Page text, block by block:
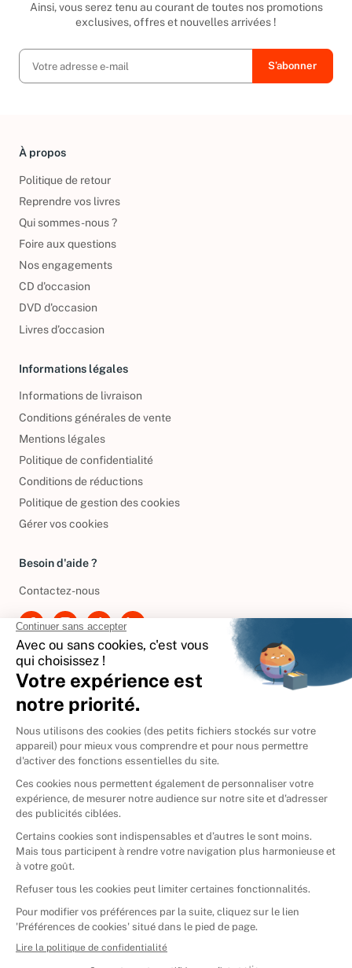
Ainsi, vous serez tenu au courant de toutes nos promotions
exclusives, offres et nouvelles arrivées !
À propos
Politique de retour
Reprendre vos livres
Qui sommes-nous ?
Foire aux questions
Nos engagements
CD d'occasion
DVD d'occasion
Livres d’occasion
Informations légales
Informations de livraison
Conditions générales de vente
Mentions légales
Politique de confidentialité
Conditions de réductions
Politique de gestion des cookies
Gérer vos cookies
Besoin d'aide ?
Contactez-nous
International
🇪🇸Espagne
🇩🇪Allemagne
🇮🇹 Italie